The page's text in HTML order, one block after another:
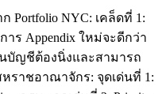
Portfolio NYC: เคล็ดที่ 1:
ร Appendix ใหม่จะดีกว่า
นบัญชีต้องนิ่งและสามารถ
ราชอาณาจักร: จุดเด่นที่ 1: